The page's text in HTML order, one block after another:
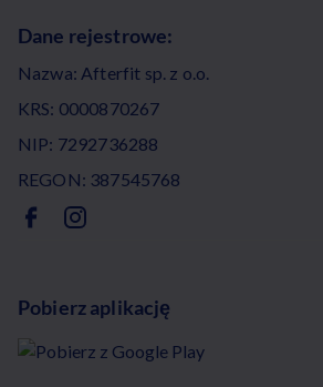
Dane rejestrowe:
Nazwa: Afterfit sp. z o.o.
KRS: 0000870267
NIP: 7292736288
REGON: 387545768
Pobierz aplikację